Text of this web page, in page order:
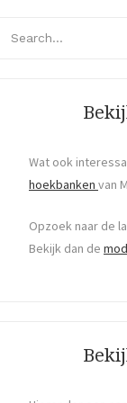
Wat ook
hoekbanken van
Opzoek naar de
Bekijk dan de